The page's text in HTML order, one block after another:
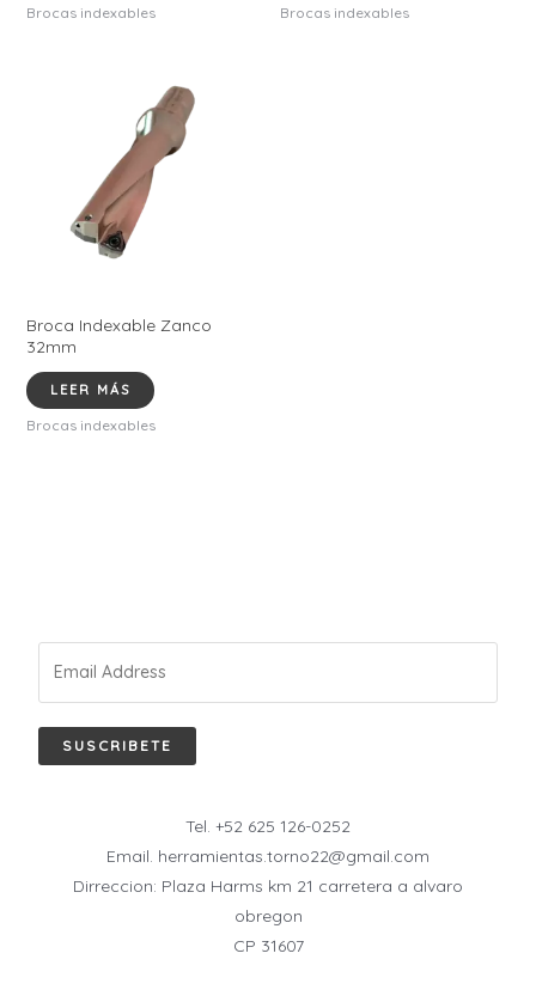
Brocas indexables Brocas indexables
Broca Indexable Zanco
32mm
LEER MÁS
Brocas indexables
SUSCRIBETE
Tel. +52 625 126-0252
Email. herramientas.torno22@gmail.com
Dirreccion: Plaza Harms km 21 carretera a alvaro
obregon
CP 31607